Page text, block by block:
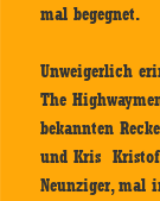
mal begegnet.
Unweigerlich
The
bekannten
und Kris
Neunziger, mal